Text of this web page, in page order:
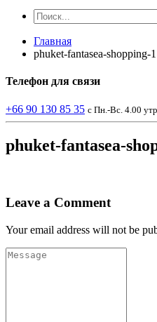
Главная
phuket-fantasea-shopping-1
Телефон для связи
+66 90 130 85 35 с Пн.-Вс. 4.00
phuket-fantasea-
Leave a Comment
Your email address will not be